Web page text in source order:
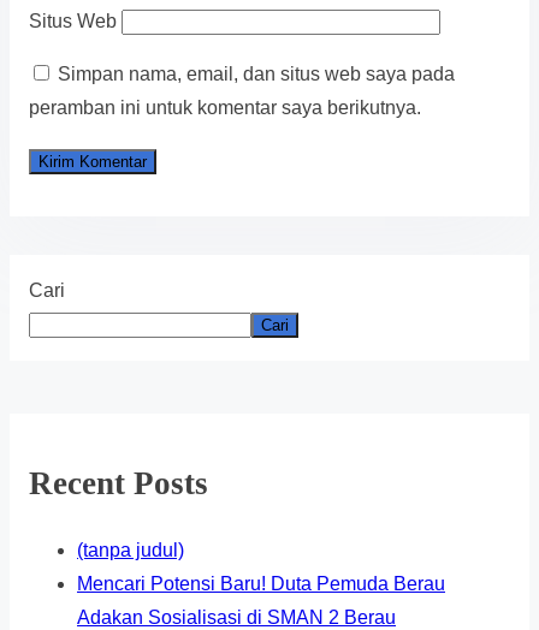
Situs Web
Simpan nama, email, dan situs web saya pada
peramban ini untuk komentar saya berikutnya.
Cari
Cari
Recent Posts
(tanpa judul)
Mencari Potensi Baru! Duta Pemuda Berau
Adakan Sosialisasi di SMAN 2 Berau